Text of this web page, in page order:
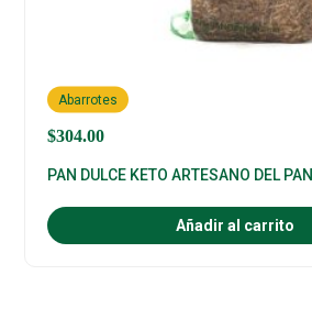
$304.00
Abarrotes
PAN DULCE KETO ARTESANO DEL PAN
Añadir al carrito